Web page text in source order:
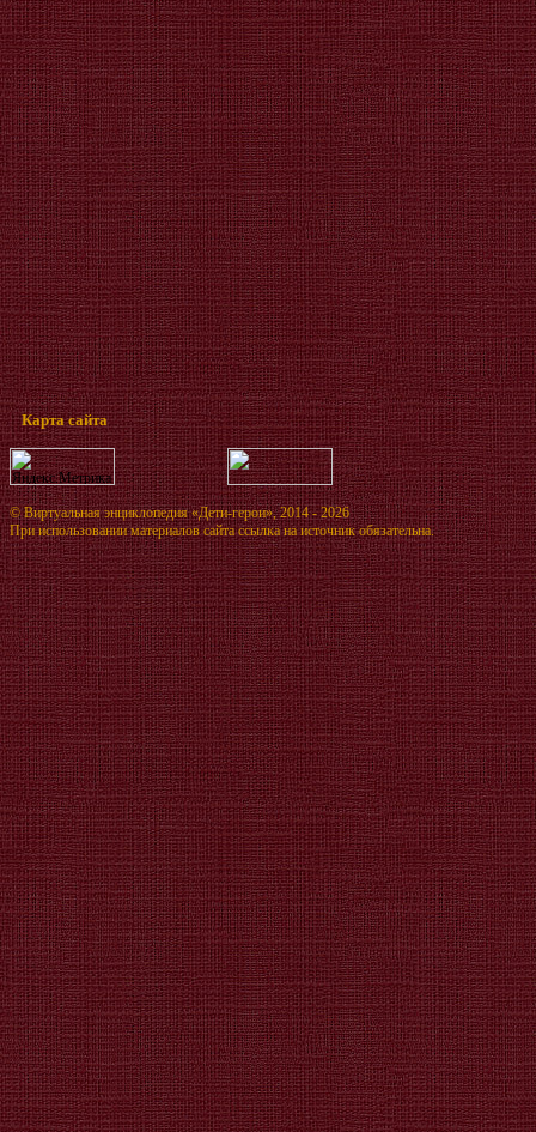
Карта сайта
©Виртуальная энциклопедия «Дети-герои», 2014 - 2026
При использовании материалов сайта ссылка на источник обязательна.